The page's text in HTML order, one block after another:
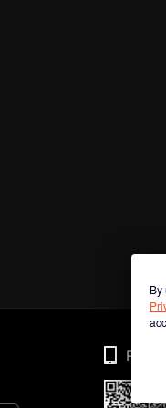
By
Phone